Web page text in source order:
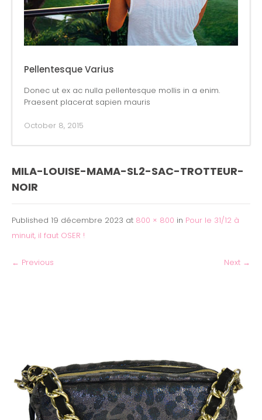
Pellentesque Varius
Donec ut ex ac nulla pellentesque mollis in a enim.
Praesent placerat sapien mauris
October 8, 2015
MILA-LOUISE-MAMA-SL2-SAC-TROTTEUR-
NOIR
Published 19 décembre 2023 at 800 × 800 in Pour le 31/12 à
minuit, il faut OSER !
← Previous Next →